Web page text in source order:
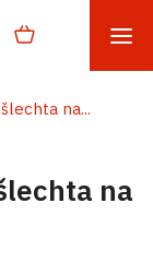
na...
na